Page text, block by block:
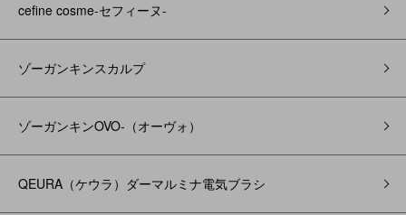
cefine cosme-セフィーヌ-
ゾーガンキンスカルプ
ゾーガンキンOVO‐（オーヴォ）
QEURA（ケウラ）ダーマルミナ電気ブラシ